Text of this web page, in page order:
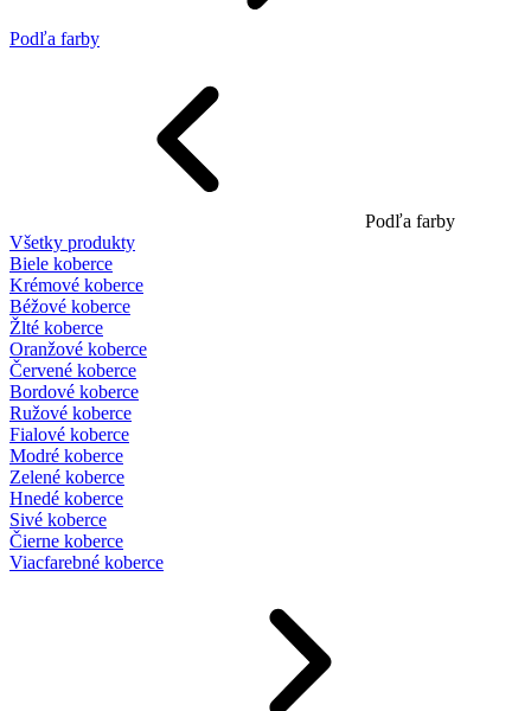
Podľa farby
Podľa farby
Všetky produkty
Biele koberce
Krémové koberce
Béžové koberce
Žlté koberce
Oranžové koberce
Červené koberce
Bordové koberce
Ružové koberce
Fialové koberce
Modré koberce
Zelené koberce
Hnedé koberce
Sivé koberce
Čierne koberce
Viacfarebné koberce